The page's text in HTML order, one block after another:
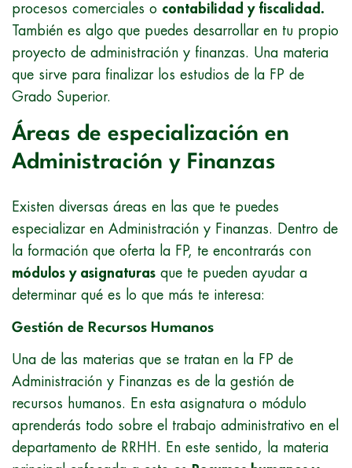
procesos comerciales o contabilidad y fiscalidad.
También es algo que puedes desarrollar en tu propio
proyecto de administración y finanzas. Una materia
que sirve para finalizar los estudios de la FP de
Grado Superior.
Áreas de especialización en
Administración y Finanzas
Existen diversas áreas en las que te puedes
especializar en Administración y Finanzas. Dentro de
la formación que oferta la FP, te encontrarás con
módulos y asignaturas que te pueden ayudar a
determinar qué es lo que más te interesa:
Gestión de Recursos Humanos
Una de las materias que se tratan en la FP de
Administración y Finanzas es de la gestión de
recursos humanos. En esta asignatura o módulo
aprenderás todo sobre el trabajo administrativo en el
departamento de RRHH. En este sentido, la materia